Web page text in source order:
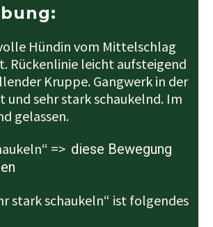
Hündin vom Mittelschlag
Rückenlinie leicht aufsteigend
Kruppe. Gangwerk in der
und sehr stark schaukelnd. Im
gelassen.
=> diese Bewegung
stark schaukeln“ ist folgendes